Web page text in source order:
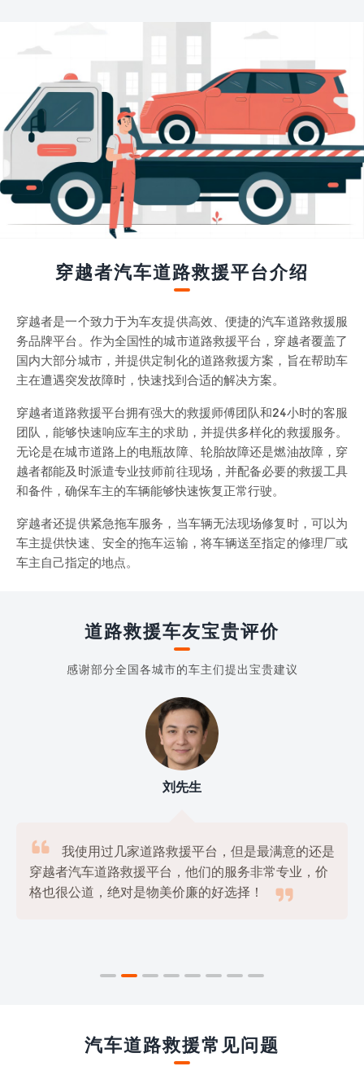
穿越者汽车道路救援平台介绍
穿越者是一个致力于为车友提供高效、便捷的汽车道路救援服
务品牌平台。作为全国性的城市道路救援平台，穿越者覆盖了
国内大部分城市，并提供定制化的道路救援方案，旨在帮助车
主在遭遇突发故障时，快速找到合适的解决方案。
穿越者道路救援平台拥有强大的救援师傅团队和24小时的客服
团队，能够快速响应车主的求助，并提供多样化的救援服务。
无论是在城市道路上的电瓶故障、轮胎故障还是燃油故障，穿
越者都能及时派遣专业技师前往现场，并配备必要的救援工具
和备件，确保车主的车辆能够快速恢复正常行驶。
穿越者还提供紧急拖车服务，当车辆无法现场修复时，可以为
车主提供快速、安全的拖车运输，将车辆送至指定的修理厂或
车主自己指定的地点。
道路救援车友宝贵评价
感谢部分全国各城市的车主们提出宝贵建议
刘先生

我使用过几家道路救援平台，但是最满意的还是
穿越者汽车道路救援平台，他们的服务非常专业，价
格也很公道，绝对是物美价廉的好选择！

汽车道路救援常见问题